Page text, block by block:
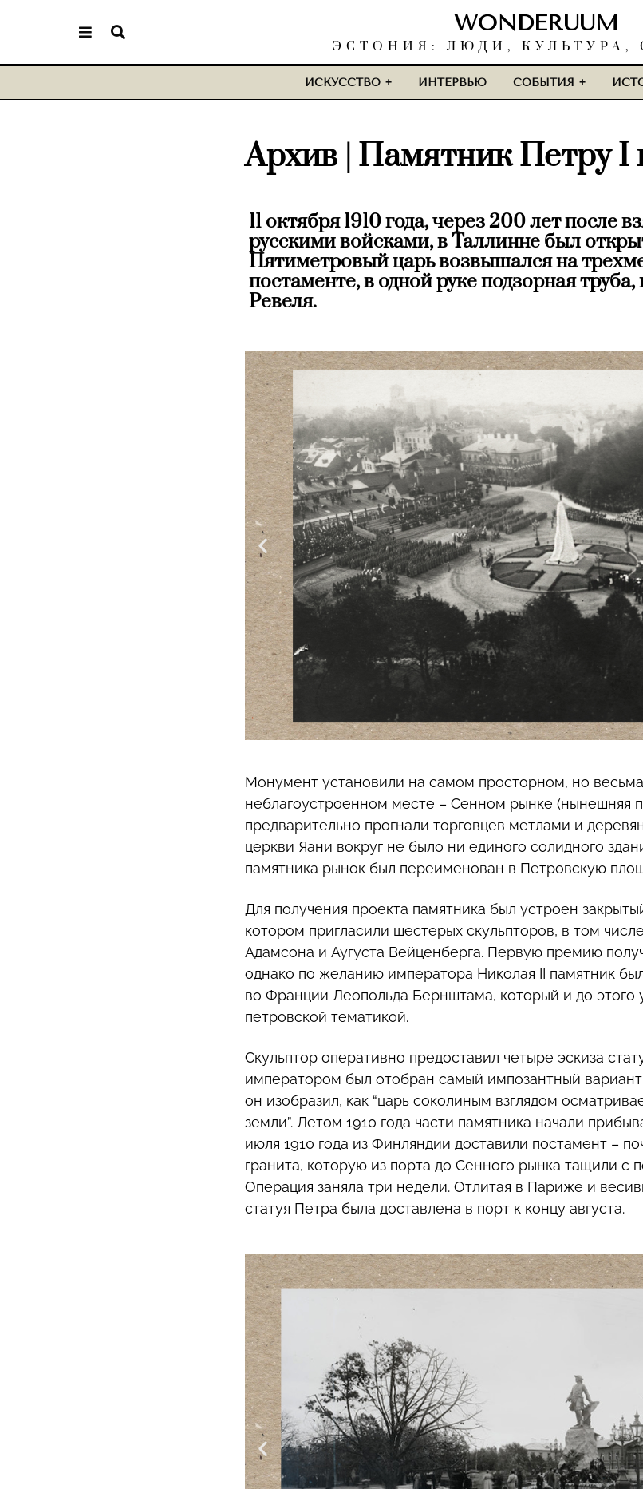
WONDERUUM
ЭСТОНИЯ: ЛЮДИ, КУЛЬТУРА,
ИСКУССТВО ИНТЕРВЬЮ СОБЫТИЯ
Архив | Памятник Петру I
11 октября 1910 года, через 200 лет после
русскими войсками, в Таллинне был
Пятиметровый царь возвышался на
постаменте, в одной руке подзорная труба,
Ревеля.
Монумент установили на самом просторном, но
неблагоустроенном месте – Сенном рынке (нынешняя
предварительно прогнали торговцев метлами и
церкви Яани вокруг не было ни единого солидного
памятника рынок был переименован в Петровскую
Для получения проекта памятника был устроен
котором пригласили шестерых скульпторов, в том
Адамсона и Аугуста Вейценберга. Первую премию
однако по желанию императора Николая II памятник
во Франции Леопольда Бернштама, который и до этого
петровcкой тематикой.
Скульптор оперативно предоставил четыре эскиза
императором был отобран самый импозантный
он изобразил, как “царь соколиным взглядом
земли”. Летом 1910 года части памятника начали
июля 1910 года из Финляндии доставили постамент –
гранита, которую из порта до Сенного рынка тащили с
Операция заняла три недели. Отлитая в Париже и
статуя Петра была доставлена в порт к концу августа.